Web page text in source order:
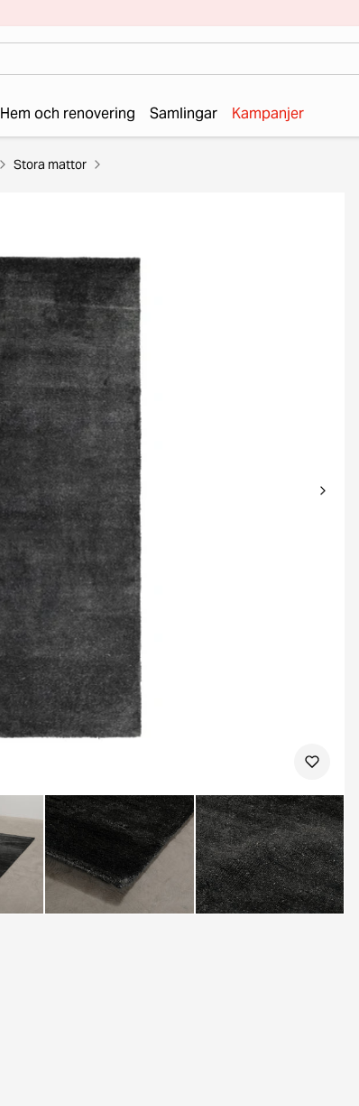
Hem och renovering Samlingar Kampanjer
Stora mattor